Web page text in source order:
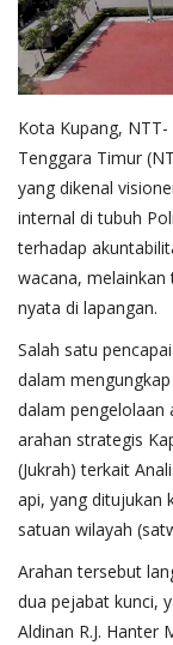
Kota Kupang,
Tenggara Timur
yang dikenal
internal di tubuh
terhadap
wacana,
nyata di lapangan.
Salah satu
dalam
dalam pengelolaan
arahan strategis
(Jukrah) terkait
api, yang ditujukan
satuan wilayah
Arahan tersebut
dua pejabat kunci,
Aldinan R.J. Hanter